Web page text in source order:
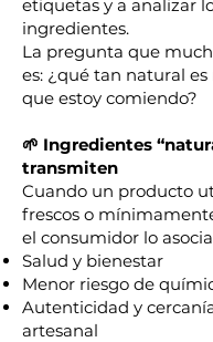
etiquetas y a analizar
ingredientes.
La pregunta que
es: ¿qué tan natural
que estoy comiendo?
🌱 Ingredientes
transmiten
Cuando un producto
frescos o
el consumidor lo
Salud y bienestar
Menor riesgo de
Autenticidad y
artesanal